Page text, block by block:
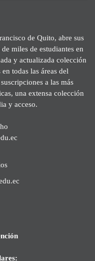
de Quito, abre sus
miles de estudiantes en
y actualizada colección
todas las áreas del
a las más
una extensa colección
y acceso.